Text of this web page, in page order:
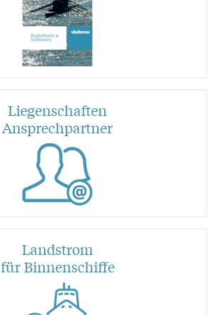
Liegenschaften
Ansprechpartner
Landstrom
für Binnenschiffe